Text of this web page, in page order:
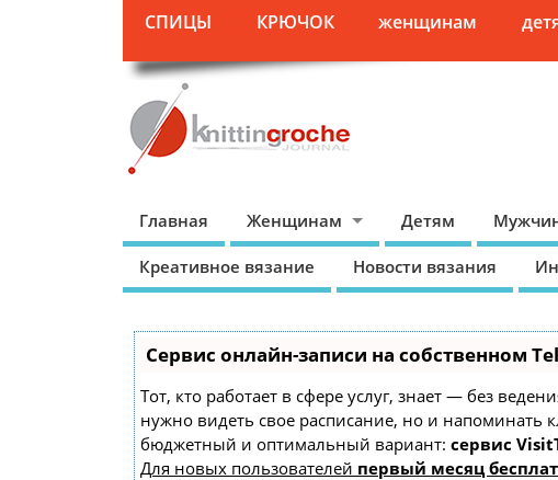
СПИЦЫ КРЮЧОК женщинам
Главная Женщинам Детям
Креативное вязание Новости вязания
Сервис онлайн-записи на собственном
Тот, кто работает в сфере услуг, знает — без
нужно видеть свое расписание, но и напоминать
бюджетный и оптимальный вариант: сервис
Для новых пользователей первый месяц